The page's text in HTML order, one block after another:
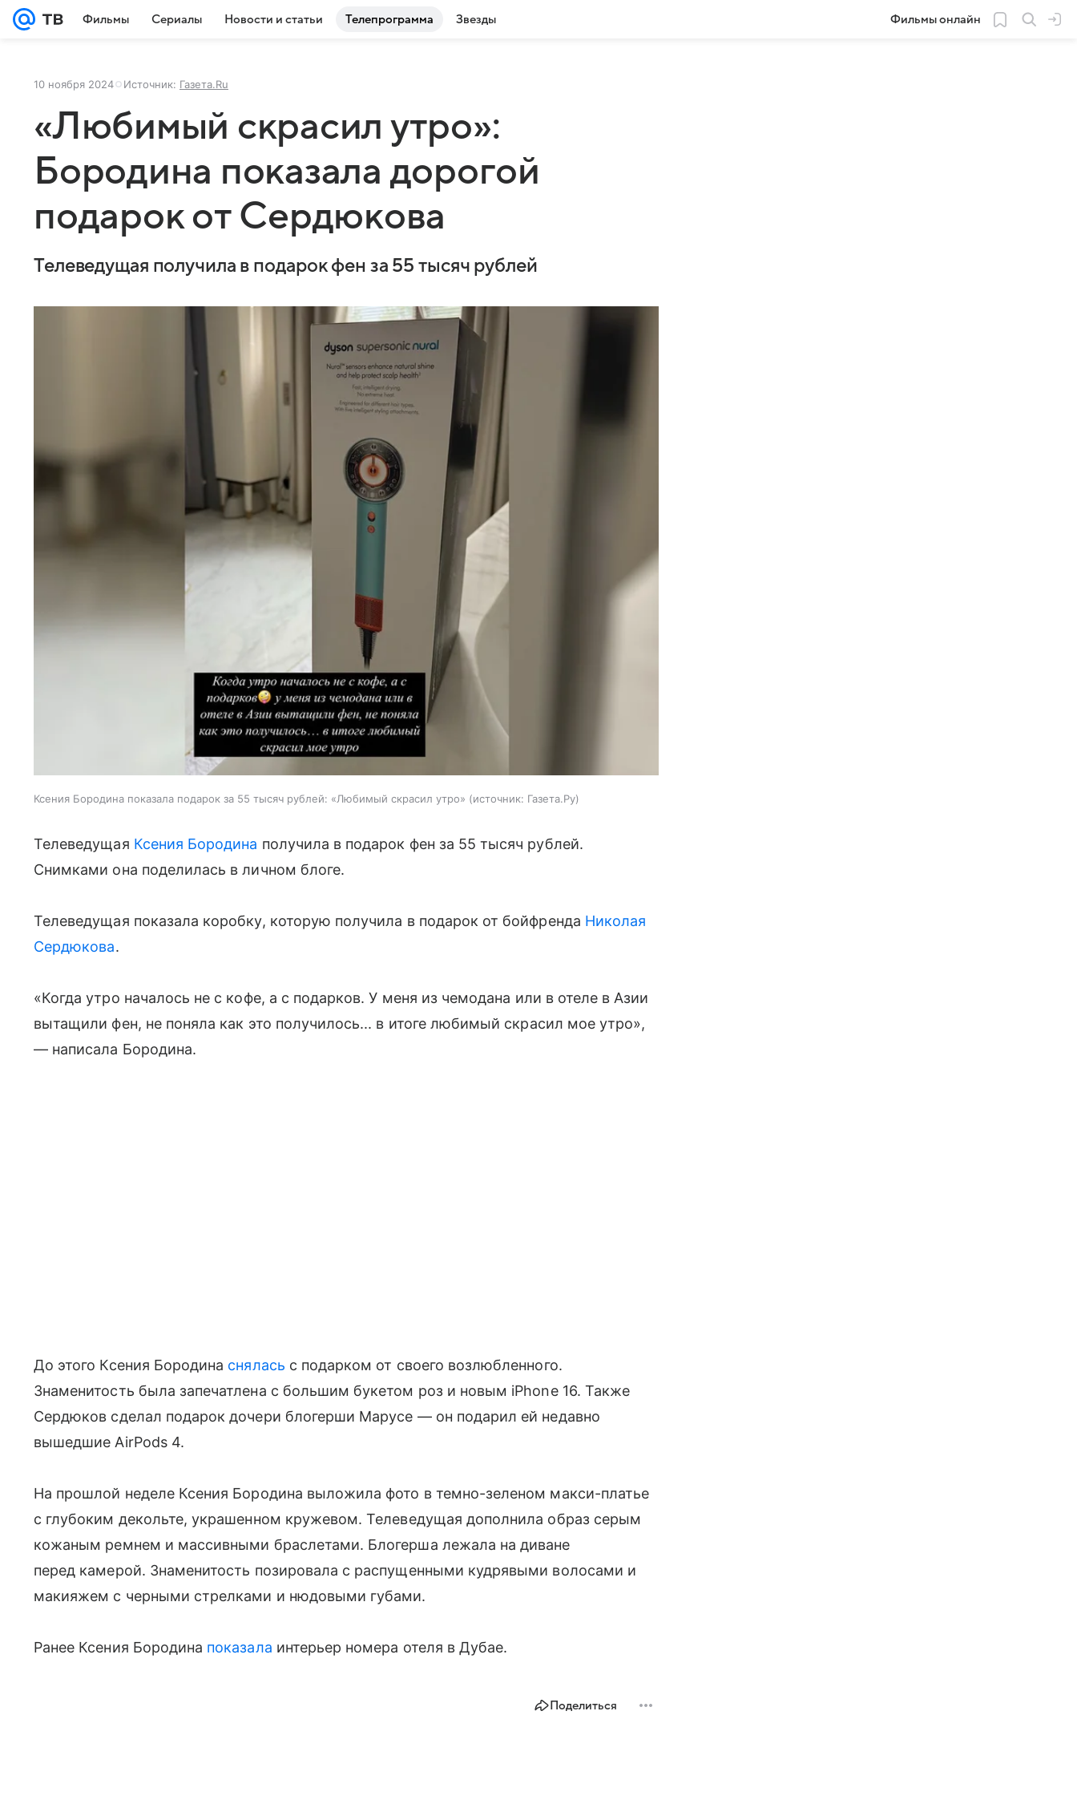
Фильмы Сериалы Новости и статьи Телепрограмма Звезды Фильмы онлайн
10 ноября 2024 Источник: Газета.Ru
«Любимый скрасил утро»:
Бородина показала дорогой
подарок от Сердюкова
Телеведущая получила в подарок фен за 55 тысяч рублей
Ксения Бородина показала подарок за 55 тысяч рублей: «Любимый скрасил утро» источник: Газета.Ру
Телеведущая Ксения Бородина получила в подарок фен за 55 тысяч рублей.
Снимками она поделилась в личном блоге.
Телеведущая показала коробку, которую получила в подарок от бойфренда Николая
Сердюкова.
«Когда утро началось не с кофе, а с подарков. У меня из чемодана или в отеле в Азии
вытащили фен, не поняла как это получилось... в итоге любимый скрасил мое утро»,
— написала Бородина.
До этого Ксения Бородина снялась с подарком от своего возлюбленного.
Знаменитость была запечатлена с большим букетом роз и новым iPhone 16. Также
Сердюков сделал подарок дочери блогерши Марусе — он подарил ей недавно
вышедшие AirPods 4.
На прошлой неделе Ксения Бородина выложила фото в темно-зеленом макси-платье
с глубоким декольте, украшенном кружевом. Телеведущая дополнила образ серым
кожаным ремнем и массивными браслетами. Блогерша лежала на диване
перед камерой. Знаменитость позировала с распущенными кудрявыми волосами и
макияжем с черными стрелками и нюдовыми губами.
Ранее Ксения Бородина показала интерьер номера отеля в Дубае.
Поделиться